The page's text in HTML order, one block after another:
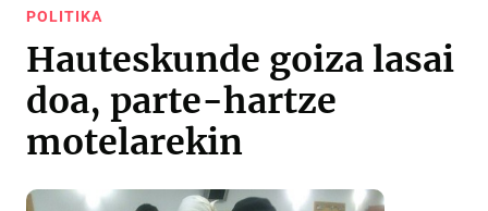
POLITIKA
Hauteskunde goiza lasai
doa, parte-hartze
motelarekin